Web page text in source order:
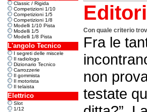
Classic / Rigida
Competizioni 1/10
Competizioni 1/5
Competizioni 1/8
Modelli 1/10 Pista
Modelli 1/5
Modelli 1/8 Pista
L'angolo Tecnico
I segreti delle miscele
Il radiologo
Dizionario Tecnico
Carrozzerie
Il gommista
Il motorista
Il telaista
Elettrico
Slot
1/12
Con quale criterio
Fra le
non
testate